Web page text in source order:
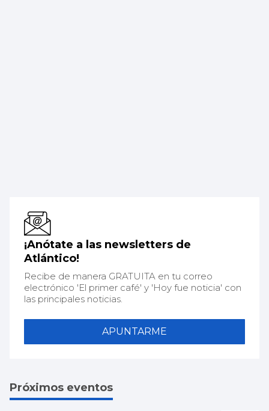
¡Anótate a las newsletters de
Atlántico!
Recibe de manera GRATUITA en tu correo
electrónico 'El primer café' y 'Hoy fue noticia' con
las principales noticias.
APUNTARME
Próximos eventos